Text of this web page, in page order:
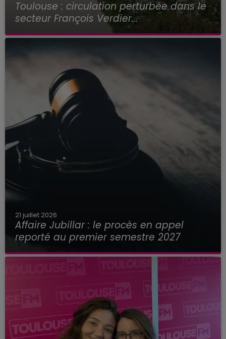
Toulouse : circulation perturbée dans le
secteur François Verdier...
21 juillet 2026
Affaire Jubillar : le procès en appel
reporté au premier semestre 2027